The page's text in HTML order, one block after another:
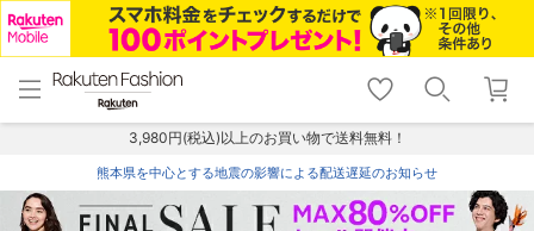
menu home
トップ
shopping_cart lock_outline
ログイン
3,980円(税込)以上のお買い物で送料無料！
熊本県を中心とする地震の影響による配送遅延のお知らせ